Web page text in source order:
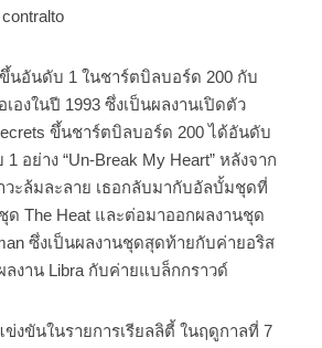
อันดับ 1 ในชาร์ตบิลบอร์ด 200 กับ
องในปี 1993 ซึ่งเป็นผลงานเปิดตัว
ขึ้นชาร์ตบิลบอร์ด 200 ได้อันดับ
อย่าง “Un-Break My Heart” หลังจาก
ะล้มละลาย เธอกลับมากับอัลบั้มชุดที่
The Heat และต่อมาออกผลงานชุด
ซึ่งเป็นผลงานชุดสุดท้ายกับค่ายอริส
งาน Libra กับค่ายแบล็กกราวด์
งขันในรายการเรียลลิตี้ ในฤดูกาลที่ 7